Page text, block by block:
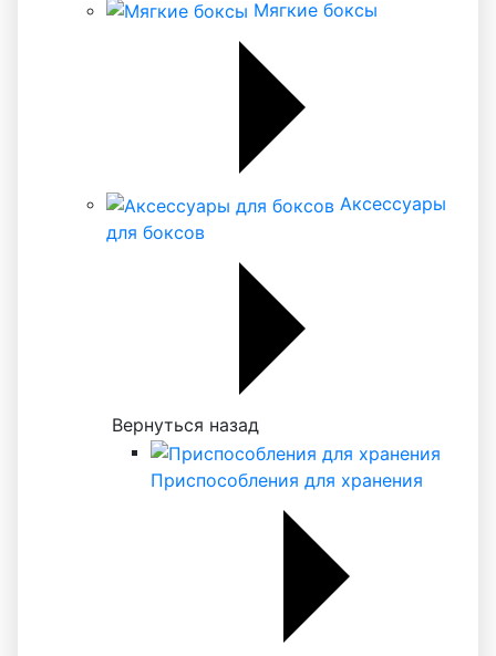
Мягкие боксы
Аксессуары
для боксов
Вернуться назад
Приспособления для хранения